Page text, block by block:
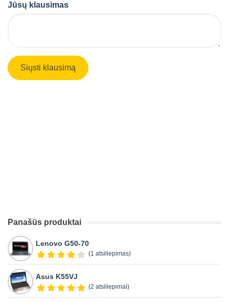
Jūsų klausimas
Panašūs produktai
Lenovo G50-70
(1 atsiliepimas)
Asus K55VJ
(2 atsiliepimai)